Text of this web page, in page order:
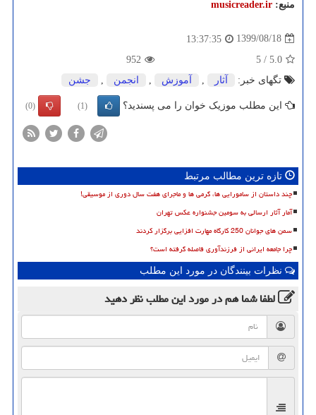
منبع: musicreader.ir
1399/08/18
13:37:35
5.0
/
5
952
تگهای خبر:
آثار آموزش انجمن جشن
این مطلب موزیک خوان را می پسندید؟ (1)
(0)
تازه ترین مطالب مرتبط
چند داستان از سامورایی ها، گرمی ها و ماجرای هفت سال دوری از موسیقی!
آمار آثار ارسالی به سومین جشنواره عکس تهران
سمن های جوانان 250 کارگاه مهارت افزایی برگزار کردند
چرا جامعه ایرانی از فرزندآوری فاصله گرفته است؟
نظرات بینندگان در مورد این مطلب
لطفا شما همدر مورد این مطلبنظر دهید